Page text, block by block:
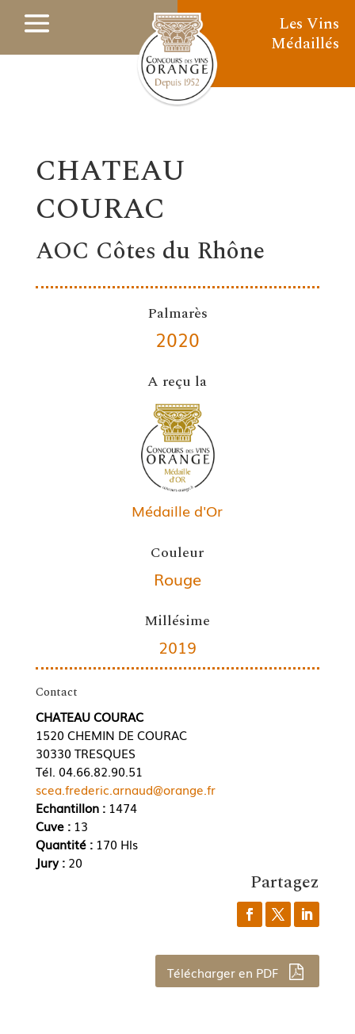
Les Vins
Médaillés
CHATEAU
COURAC
AOC Côtes du Rhône
Palmarès
2020
A reçu la
Médaille d'Or
Couleur
Rouge
Millésime
2019
Contact
CHATEAU COURAC
1520 CHEMIN DE COURAC
30330 TRESQUES
Tél. 04.66.82.90.51
scea.frederic.arnaud@orange.fr
Echantillon :1474
Cuve : 13
Quantité : 170 Hls
Jury : 20
Partagez
Télécharger en PDF